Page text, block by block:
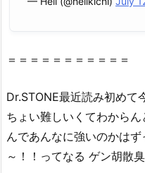
ロ
ン）
や
z
＝＝＝＝＝＝＝＝＝＝＝
Dr.STONE最近読み初めて
ちょい難しいくてわから
んであんなに強いのかは
～！！ってなる ゲン胡散